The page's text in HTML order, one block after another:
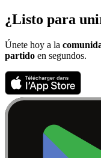
¿Listo para
Únete hoy a la
partido en segundos.